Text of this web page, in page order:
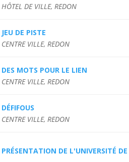
HÔTEL DE VILLE, REDON
JEU DE PISTE
CENTRE VILLE, REDON
DES MOTS POUR LE LIEN
CENTRE VILLE, REDON
DÉFIFOUS
CENTRE VILLE, REDON
PRÉSENTATION DE L'UNIVERSITÉ